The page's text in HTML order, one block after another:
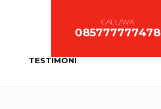
TESTIMONI
CALL/WA
085777777478